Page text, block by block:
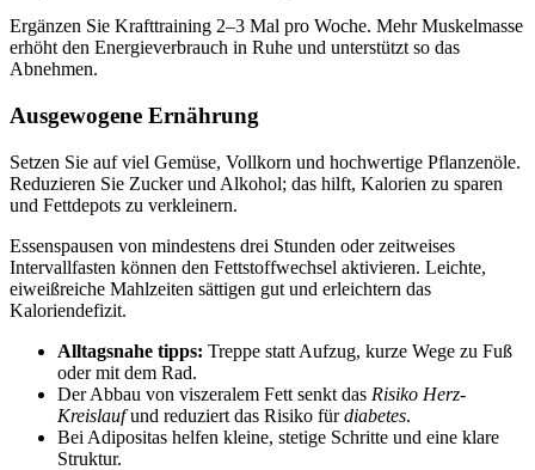
Ergänzen Sie Krafttraining 2–3 Mal pro Woche. Mehr Muskelmasse
erhöht den Energieverbrauch in Ruhe und unterstützt so das
Abnehmen.
Ausgewogene Ernährung
Setzen Sie auf viel Gemüse, Vollkorn und hochwertige Pflanzenöle.
Reduzieren Sie Zucker und Alkohol; das hilft, Kalorien zu sparen
und Fettdepots zu verkleinern.
Essenspausen von mindestens drei Stunden oder zeitweises
Intervallfasten können den Fettstoffwechsel aktivieren. Leichte,
eiweißreiche Mahlzeiten sättigen gut und erleichtern das
Kaloriendefizit.
Alltagsnahe tipps: Treppe statt Aufzug, kurze Wege zu Fuß
oder mit dem Rad.
Der Abbau von viszeralem Fett senkt das Risiko Herz-
Kreislaufund reduziert das Risiko fürdiabetes.
Bei Adipositas helfen kleine, stetige Schritte und eine klare
Struktur.